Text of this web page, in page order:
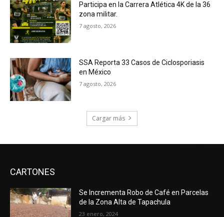
Participa en la Carrera Atlética 4K de la 36
zona militar.
7 agosto, 2026
SSA Reporta 33 Casos de Ciclosporiasis
en México
7 agosto, 2026
Cargar más
CARTONES
Se Incrementa Robo de Café en Parcelas
de la Zona Alta de Tapachula
23 enero, 2024